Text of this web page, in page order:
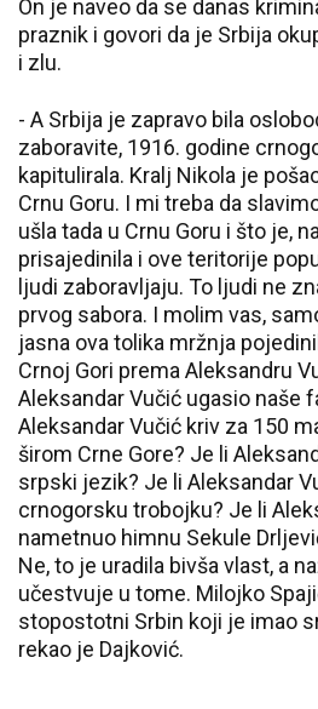
On je naveo da se danas
praznik i govori da je Srbija
i zlu.
- A Srbija je zapravo bila
zaboravite, 1916. godine
kapitulirala. Kralj Nikola je
Crnu Goru. I mi treba da
ušla tada u Crnu Goru i što je,
prisajedinila i ove teritorije
ljudi zaboravljaju. To ljudi ne
prvog sabora. I molim vas,
jasna ova tolika mržnja
Crnoj Gori prema Aleksandru
Aleksandar Vučić ugasio naše
Aleksandar Vučić kriv za 150
širom Crne Gore? Je li
srpski jezik? Je li Aleksandar
crnogorsku trobojku? Je li
nametnuo himnu Sekule
Ne, to je uradila bivša vlast, a
učestvuje u tome. Milojko
stopostotni Srbin koji je imao
rekao je Dajković.